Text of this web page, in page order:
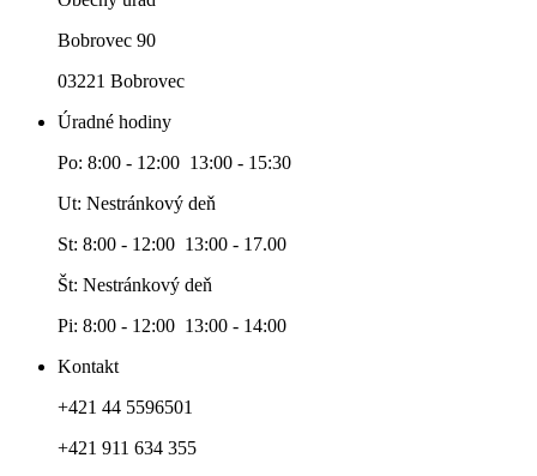
Bobrovec 90
03221 Bobrovec
Úradné hodiny
Po: 8:00 - 12:00 13:00 - 15:30
Ut: Nestránkový deň
St: 8:00 - 12:00 13:00 - 17.00
Št: Nestránkový deň
Pi: 8:00 - 12:00 13:00 - 14:00
Kontakt
+421 44 5596501
+421 911 634 355